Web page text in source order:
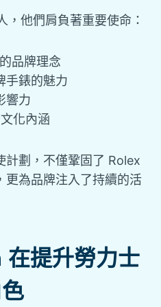
他們肩負著重要使命：
品牌理念
手錶的魅力
響力
化內涵
計劃，不僅鞏固了 Rolex
更為品牌注入了持續的活
提升勞力士